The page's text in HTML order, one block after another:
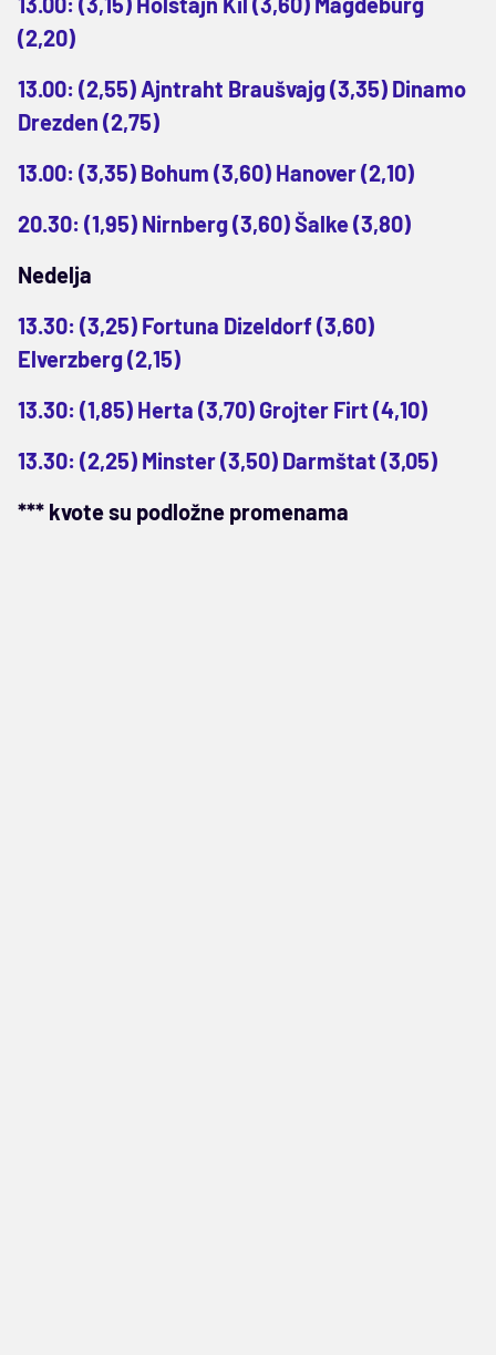
(2,20)
13.00: (2,55) Ajntraht Braušvajg (3,35) Dinamo
Drezden (2,75)
13.00: (3,35) Bohum (3,60) Hanover (2,10)
20.30: (1,95) Nirnberg (3,60) Šalke (3,80)
Nedelja
13.30: (3,25) Fortuna Dizeldorf (3,60)
Elverzberg (2,15)
13.30: (1,85) Herta (3,70) Grojter Firt (4,10)
13.30: (2,25) Minster (3,50) Darmštat (3,05)
*** kvote su podložne promenama